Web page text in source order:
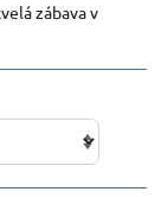
zábava v